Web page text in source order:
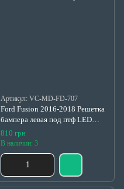
Артикул: VC-MD-FD-707
Ford Fusion 2016-2018 Решетка
бампера левая под птф LED
черный глянец HS7319953C,
HS7Z-17B814-CB
810 грн
В наличии: 3